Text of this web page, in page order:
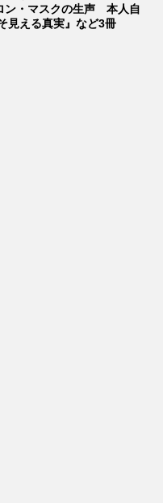
ン・マスクの生声 本人自
見える真実』など3冊